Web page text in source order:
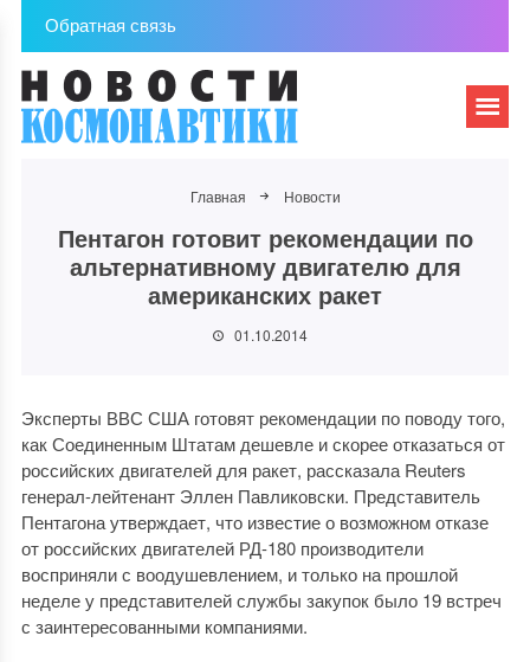
Обратная связь
Главная Новости
Пентагон готовит рекомендации по
альтернативному двигателю для
американских ракет
01.10.2014
Эксперты ВВС США готовят рекомендации по поводу того,
как Соединенным Штатам дешевле и скорее отказаться от
российских двигателей для ракет, рассказала Reuters
генерал-лейтенант Эллен Павликовски. Представитель
Пентагона утверждает, что известие о возможном отказе
от российских двигателей РД-180 производители
восприняли с воодушевлением, и только на прошлой
неделе у представителей службы закупок было 19 встреч
с заинтересованными компаниями.